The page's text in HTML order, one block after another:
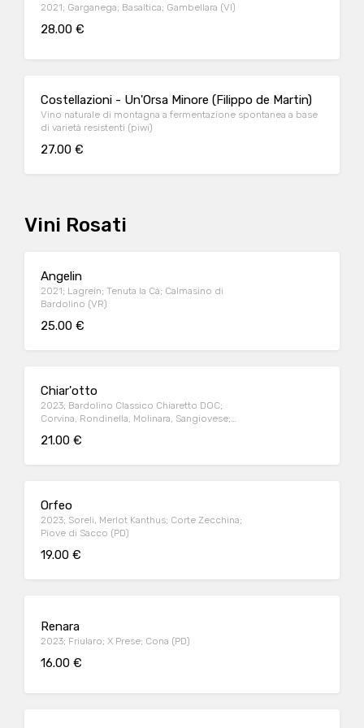
2021; Garganega; Basaltica; Gambellara (VI)
28.00 €
Costellazioni - Un'Orsa Minore (Filippo de Martin)
Vino naturale di montagna a fermentazione spontanea a base
di varietà resistenti (piwi)
27.00 €
Vini Rosati
Angelin
2021; Lagrein; Tenuta la Cà; Calmasino di
Bardolino (VR)
25.00 €
Chiar'otto
2023; Bardolino Classico Chiaretto DOC;
Corvina, Rondinella, Molinara, Sangiovese;
21.00 €
Orfeo
2023; Soreli, Merlot Kanthus; Corte Zecchina;
Piove di Sacco (PD)
19.00 €
Renara
2023; Friularo; X Prese; Cona (PD)
16.00 €